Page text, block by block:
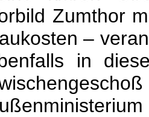
Zumthor
–
in